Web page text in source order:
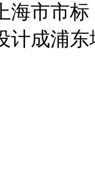
海市市
计成浦东